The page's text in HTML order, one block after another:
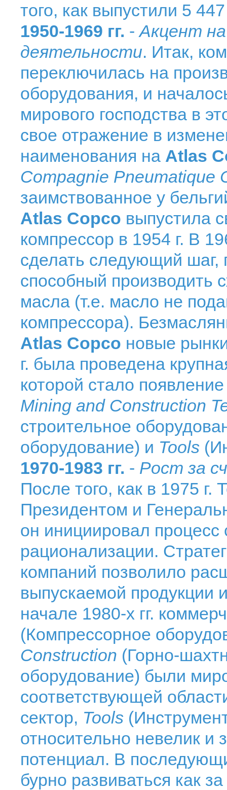
того, как выпустили 5
1950-1969 гг. -Акцент
деятельности. Итак,
переключилась на
оборудования, и
мирового господства в
свое отражение в
наименования на Atlas
Compagnie Pneumatique
заимствованное у
Atlas Copco выпустила
компрессор в 1954 г. В
сделать следующий шаг,
способный производить
масла (т.е. масло не
компрессора).
Atlas Copco новые
г. была проведена
которой стало
Mining and Construction
строительное
оборудование) и Tools
1970-1983 гг. - Рост за
После того, как в 1975 г.
Президентом и
он инициировал процесс
рационализации.
компаний позволило
выпускаемой продукции
начале 1980-х гг.
(Компрессорное
Construction (Горно-
оборудование) были
соответствующей
сектор, Tools
относительно невелик и
потенциал. В
бурно развиваться как